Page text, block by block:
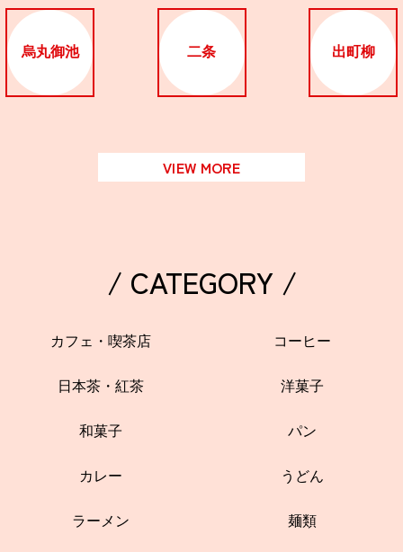
烏丸御池 二条 出町柳
VIEW MORE
/ CATEGORY /
カフェ・喫茶店 コーヒー
日本茶・紅茶 洋菓子
和菓子 パン
カレー うどん
ラーメン 麺類